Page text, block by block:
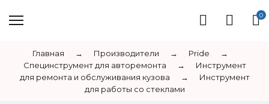
0
Главная → Производители → Pride
→
Специнструмент для авторемонта
→
Инструмент
для ремонта и обслуживания кузова
→
Инструмент
для работы со стеклами